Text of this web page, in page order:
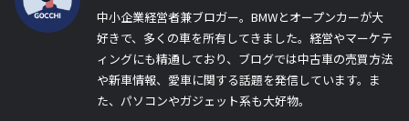
中小企業経営者兼ブロガー。BMWとオープンカーが大
好きで、多くの車を所有してきました。経営やマーケテ
ィングにも精通しており、ブログでは中古車の売買方法
や新車情報、愛車に関する話題を発信しています。ま
た、パソコンやガジェット系も大好物。